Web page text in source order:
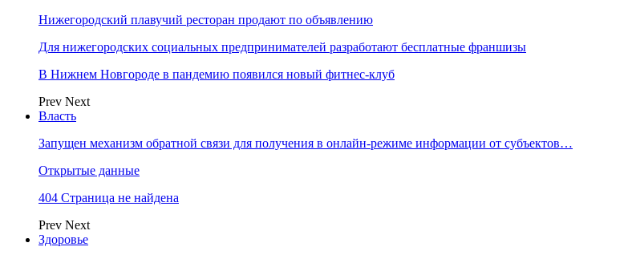
Нижегородский плавучий ресторан продают по объявлению
Для нижегородских социальных предпринимателей разработают бесплатные франшизы
В Нижнем Новгороде в пандемию появился новый фитнес-клуб
Prev Next
Власть
Запущен механизм обратной связи для получения в онлайн-режиме информации от субъектов…
Открытые данные
404 Страница не найдена
Prev Next
Здоровье